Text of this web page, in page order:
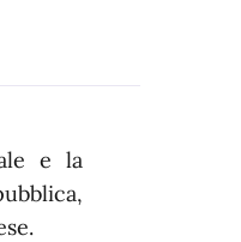
e la